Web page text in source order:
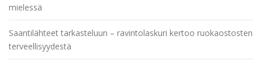
mielessä
Saantilähteet tarkasteluun – ravintolaskuri kertoo ruokaostosten
terveellisyydestä